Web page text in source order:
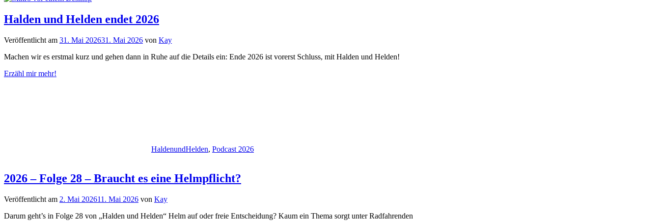
Halden und Helden endet 2026
Veröffentlicht am 31. Mai 202631. Mai 2026 von Kay
Machen wir es erstmal kurz und gehen dann in Ruhe auf die Details ein: Ende 2026 ist vorerst Schluss, mit Halden und Helden!
Erzähl mir mehr!
HaldenundHelden, Podcast 2026
2026 – Folge 28 – Braucht es eine Helmpflicht?
Veröffentlicht am 2. Mai 202611. Mai 2026 von Kay
Darum geht’s in Folge 28 von „Halden und Helden“ Helm auf oder freie Entscheidung? Kaum ein Thema sorgt unter Radfahrenden